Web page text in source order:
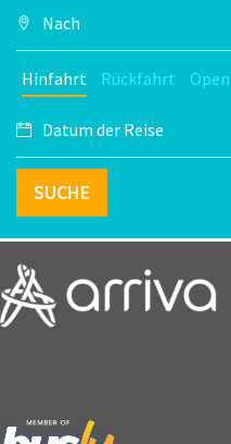
Hinfahrt Rückfahrt
SUCHE